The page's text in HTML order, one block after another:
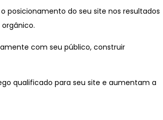
posicionamento do seu site nos resultados
com seu público, construir
qualificado para seu site e aumentam a